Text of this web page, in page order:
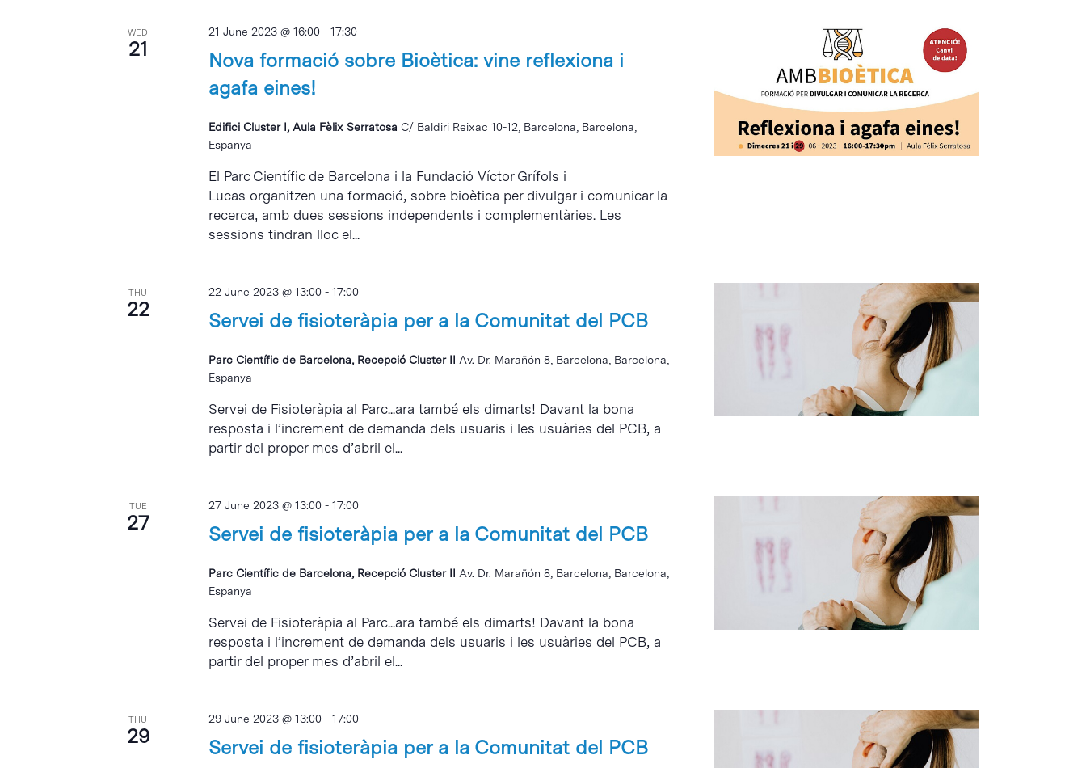
WED
21
Nova formació sobre Bioètica: vine reflexiona i
agafa eines!
21 June 2023 @ 16:00- 17:30
Edifici Cluster I, Aula Fèlix Serratosa C/ Baldiri Reixac 10-12, Barcelona, Barcelona,
Espanya
El Parc Científic de Barcelona i la Fundació Víctor Grífols i
Lucas organitzen una formació, sobre bioètica per divulgar i comunicar la
recerca, amb dues sessions independents i complementàries. Les
sessions tindran lloc el...
THU
22 Servei de fisioteràpia per a la Comunitat del PCB
22 June 2023 @ 13:00- 17:00
Parc Científic de Barcelona, Recepció Cluster II Av. Dr. Marañón 8, Barcelona, Barcelona,
Espanya
Servei de Fisioteràpia al Parc...ara també els dimarts! Davant la bona
resposta i l’increment de demanda dels usuaris i les usuàries del PCB, a
partir del proper mes d’abril el...
TUE
27 Servei de fisioteràpia per a la Comunitat del PCB
27 June 2023 @ 13:00- 17:00
Parc Científic de Barcelona, Recepció Cluster II Av. Dr. Marañón 8, Barcelona, Barcelona,
Espanya
Servei de Fisioteràpia al Parc...ara també els dimarts! Davant la bona
resposta i l’increment de demanda dels usuaris i les usuàries del PCB, a
partir del proper mes d’abril el...
THU
29 Servei de fisioteràpia per a la Comunitat del PCB
29 June 2023 @ 13:00- 17:00